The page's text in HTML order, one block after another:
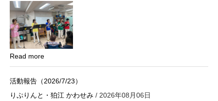
Read more
活動報告（2026/7/23）
りぷりんと・狛江 かわせみ / 2026年08月06日